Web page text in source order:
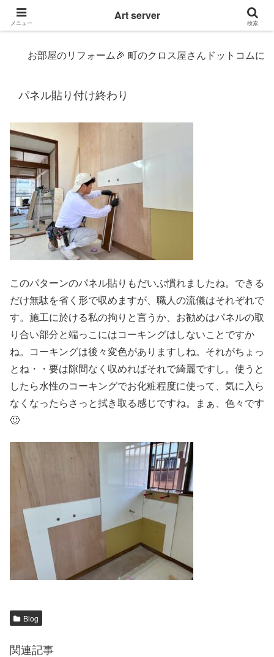
お部屋のリフォーム🎉 町のクロス屋さんドットコムにおま
パネル貼り付け終わり
このパターンのパネル貼りもだいぶ慣れましたね。できる
だけ無駄を省く形で収めますが、職人の流儀はそれぞれで
す。施工に於ける私の拘りと言うか、お勧めはパネルの取
り合い部分と端っこにはコーキングはしないことですか
ね。コーキングは後々変色がありますしね。それがちょっ
とね・・要は隙間なく収めればそれで綺麗ですし。使うと
したら水性のコーキングでお化粧程度に使って、気に入ら
なくなったらさっと拭き取る感じですね。まぁ、色々です
🙂
Blog
関連記事
メニュー
Art server
検索